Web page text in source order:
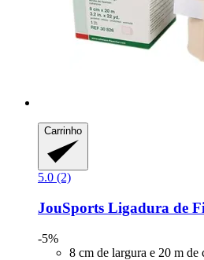
Carrinho
5.0 (2)
JouSports Ligadura de
-5%
8 cm de largura e 20 m de